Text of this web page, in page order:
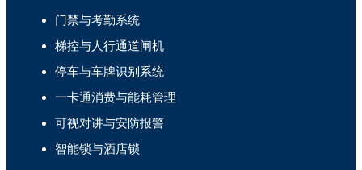
门禁与考勤系统
梯控与人行通道闸机
停车与车牌识别系统
一卡通消费与能耗管理
可视对讲与安防报警
智能锁与酒店锁